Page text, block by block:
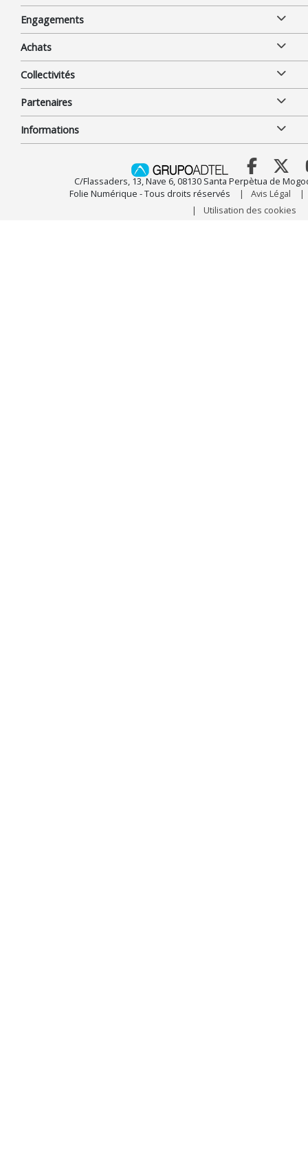
Engagements
Achats
Collectivités
Partenaires
Informations
C/Flassaders, 13, Nave 6, 08130 Santa Perpètua de
Folie Numérique - Tous droits réservés
Avis Légal
Utilisation des cookies